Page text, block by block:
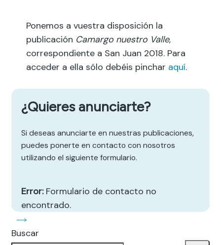
Ponemos a vuestra disposición la
publicación Camargo nuestro Valle,
correspondiente a San Juan 2018. Para
acceder a ella sólo debéis pinchar aquí.
¿Quieres anunciarte?
Si deseas anunciarte en nuestras publicaciones,
puedes ponerte en contacto con nosotros
utilizando el siguiente formulario.
Error:Formulario de contacto no
encontrado.
Buscar